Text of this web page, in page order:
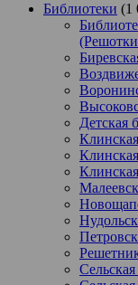
Библиотеки (1
Детская